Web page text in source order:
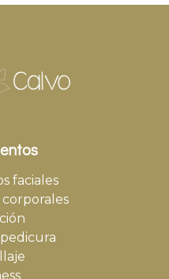
faciales